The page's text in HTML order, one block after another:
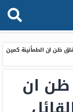
ظن ان الطمأنينة كمين
ظن ان